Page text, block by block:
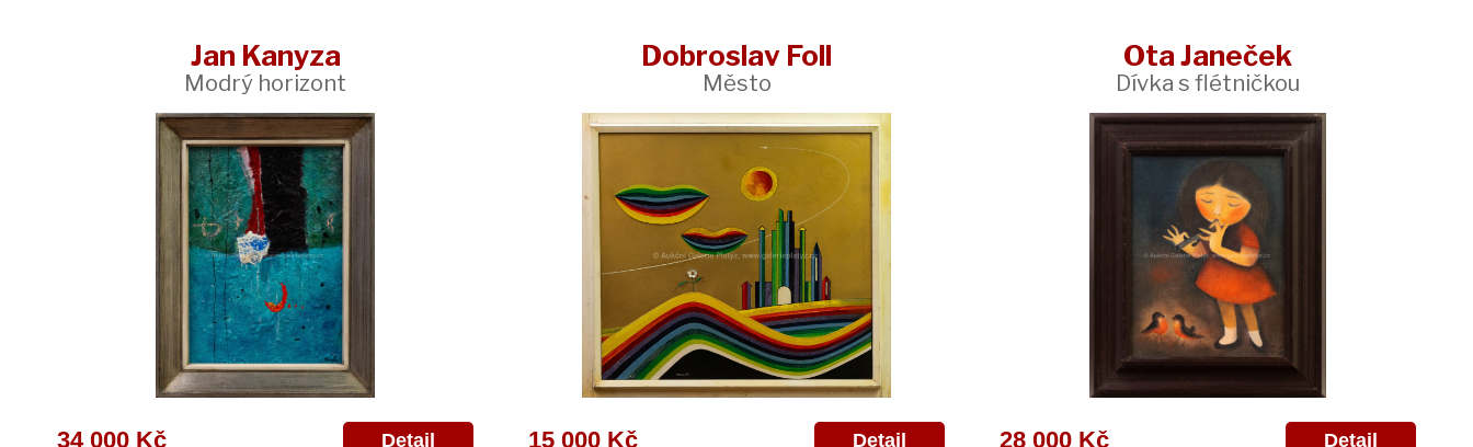
Jan Kanyza
Modrý horizont
34 000 Kč Detail
Dobroslav Foll
Město
15 000 Kč Detail
Ota Janeček
Dívka s flétničkou
28 000 Kč Detail